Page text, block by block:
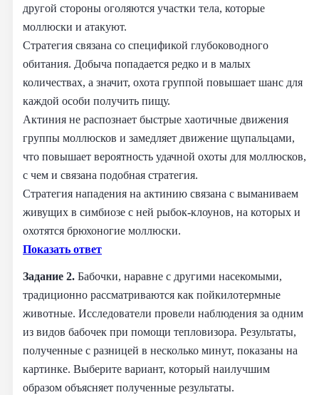
другой стороны оголяются участки тела, которые
моллюски и атакуют.
Стратегия связана со спецификой глубоководного
обитания. Добыча попадается редко и в малых
количествах, а значит, охота группой повышает шанс для
каждой особи получить пищу.
Актиния не распознает быстрые хаотичные движения
группы моллюсков и замедляет движение щупальцами,
что повышает вероятность удачной охоты для моллюсков,
с чем и связана подобная стратегия.
Стратегия нападения на актинию связана с выманиваем
живущих в симбиозе с ней рыбок-клоунов, на которых и
охотятся брюхоногие моллюски.
Показать ответ
Задание 2. Бабочки, наравне с другими насекомыми,
традиционно рассматриваются как пойкилотермные
животные. Исследователи провели наблюдения за одним
из видов бабочек при помощи тепловизора. Результаты,
полученные с разницей в несколько минут, показаны на
картинке. Выберите вариант, который наилучшим
образом объясняет полученные результаты.